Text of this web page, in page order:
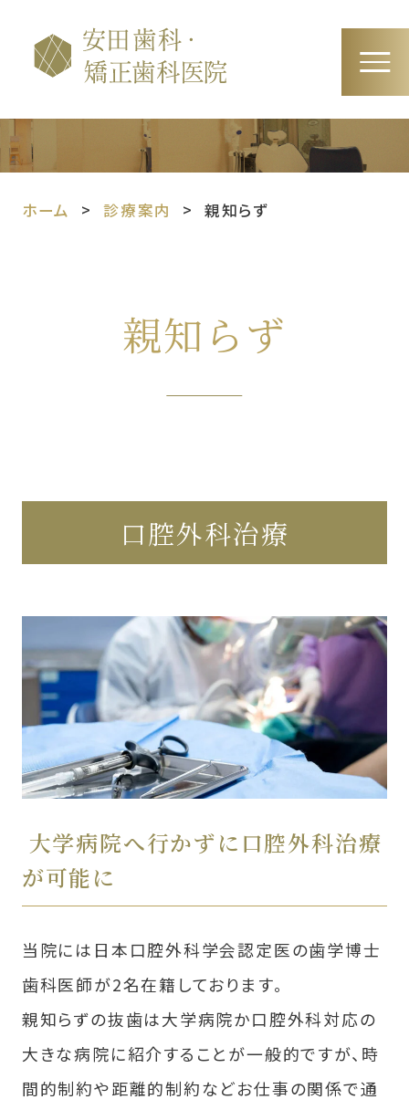
ホーム 診療案内 親知らず
親知らず
口腔外科治療
大学病院へ行かずに口腔外科治療
が可能に
当院には日本口腔外科学会認定医の歯学博士
歯科医師が2名在籍しております。
親知らずの抜歯は大学病院か口腔外科対応の
大きな病院に紹介することが一般的ですが、時
間的制約や距離的制約などお仕事の関係で通